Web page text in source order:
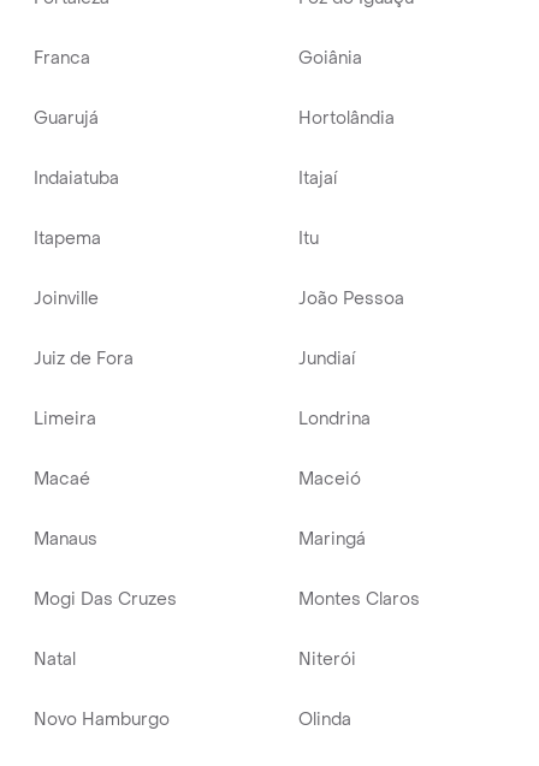
Franca Goiânia
Guarujá Hortolândia
Indaiatuba Itajaí
Itapema Itu
Joinville João Pessoa
Juiz de Fora Jundiaí
Limeira Londrina
Macaé Maceió
Manaus Maringá
Mogi Das Cruzes Montes Claros
Natal Niterói
Novo Hamburgo Olinda